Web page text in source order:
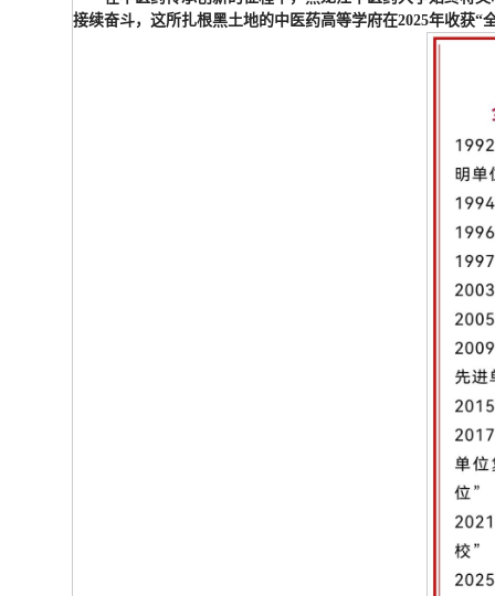
接续奋斗，这所扎根黑土地的中医药高等学府在2025年收获